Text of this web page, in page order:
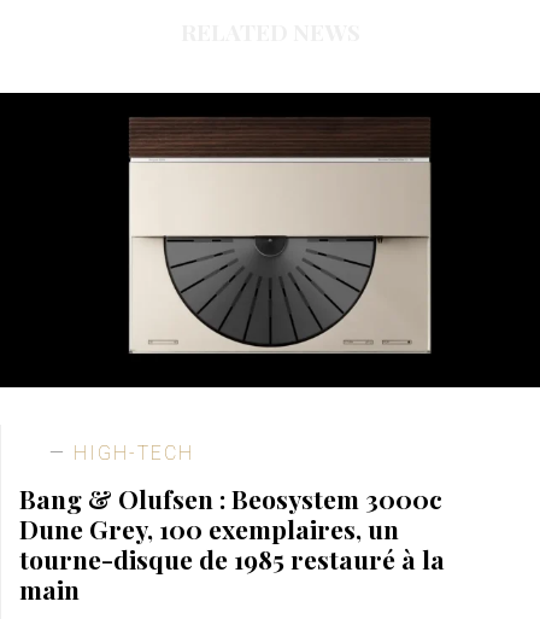
HIGH-TECH
Bang & Olufsen : Beosystem 3000c
Dune Grey, 100 exemplaires, un
tourne-disque de 1985 restauré à la
main